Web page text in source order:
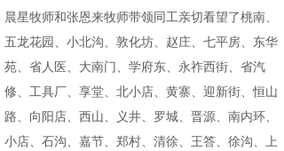
晨星牧师和张恩来牧师带领同工亲切看望了桃南、
五龙花园、小北沟、敦化坊、赵庄、七平房、东华
苑、省人医、大南门、学府东、永祚西街、省汽
修、工具厂、享堂、北小店、黄寨、迎新街、恒山
路、向阳店、西山、义井、罗城、晋源、南内环、
小店、石沟、嘉节、郑村、清徐、王答、徐沟、上